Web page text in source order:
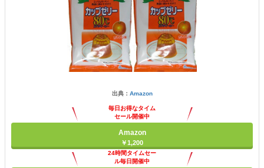
出典： Amazon
毎日お得なタイム
セール開催中
Amazon
￥1,200
24時間タイムセー
ル毎日開催中